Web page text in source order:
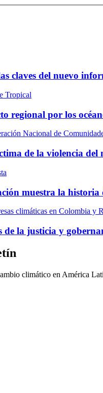
claves del nuevo
regional por los
de la violencia del
muestra la historia
de la justicia y
climático en América